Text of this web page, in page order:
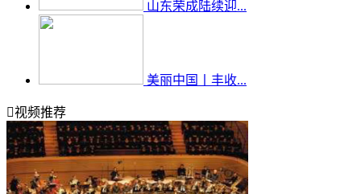
山东荣成陆续迎...
美丽中国丨丰收...
视频推荐